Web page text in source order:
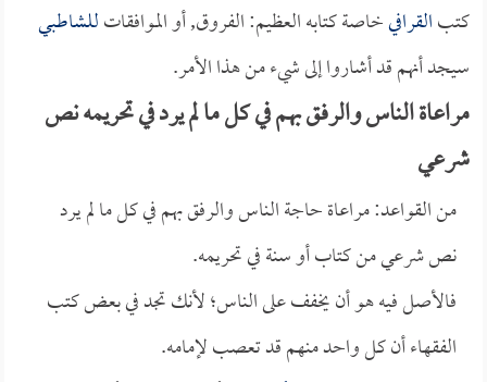
كتبالقرافيخاصة كتابه العظيم: الفروق, أو الموافقاتللشاطبي
سيجد أنهم قد أشاروا إلى شيء من هذا الأمر. ‏
مراعاة الناس والرفق بهم في كل ما لم يرد في تحريمه نص
شرعي
من القواعد: مراعاة حاجة الناس والرفق بهم في كل ما لم يرد
نص شرعي من كتاب أو سنة في تحريمه.
فالأصل فيه هو أن يخفف على الناس؛ لأنك تجد في بعض كتب
الفقهاء أن كل واحد منهم قد تعصب لإمامه.